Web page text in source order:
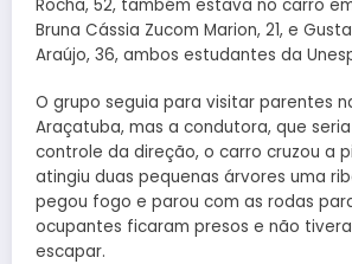
Rocha, 52, também estava no carro
Bruna Cássia Zucom Marion, 21, e
Araújo, 36, ambos estudantes da
O grupo seguia para visitar parentes
Araçatuba, mas a condutora, que
controle da direção, o carro cruzou a
atingiu duas pequenas árvores uma
pegou fogo e parou com as rodas
ocupantes ficaram presos e não
escapar.